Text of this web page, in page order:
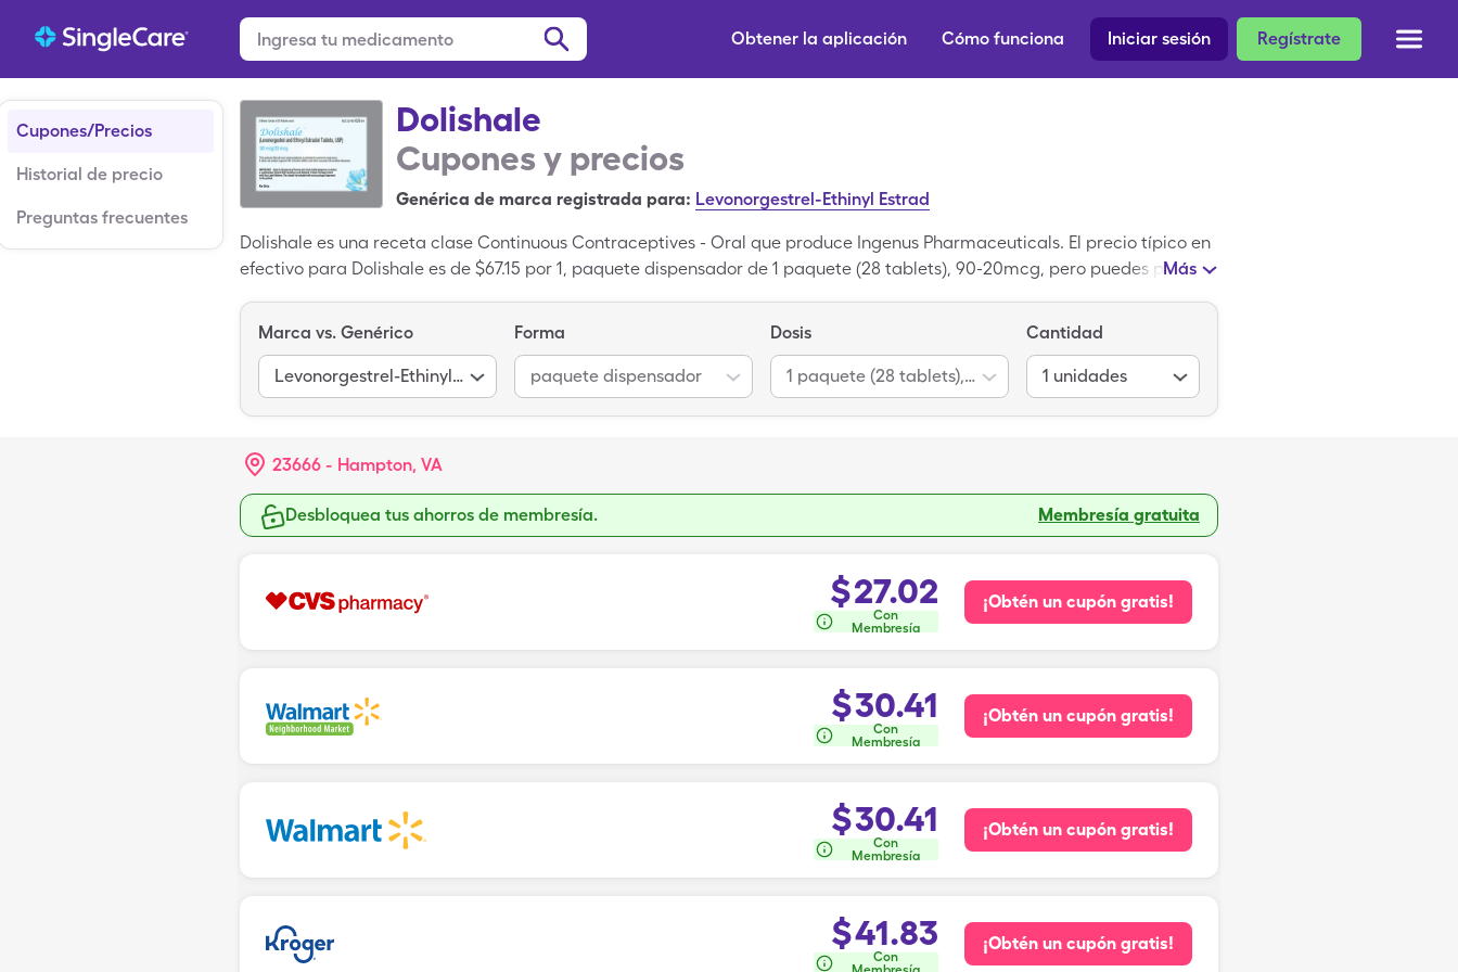
Regístrate
Iniciar sesión
Cómo funciona
Obtener la aplicación
Cupones/Precios
Historial de precio
Preguntas frecuentes
Dolishale
Cupones y precios
Genérica de marca registrada para: Levonorgestrel-Ethinyl Estrad
Dolishale es una receta clase Continuous Contraceptives - Oral que produce Ingenus Pharmaceuticals. El precio típico en
efectivo para Dolishale es de $67.15 por 1, paquete dispensador de 1 paquete (28 tablets), 90-20mcg, pero puedes pagar
tarjeta de ahorros de SingleCare. Dolishale es una droga de marca registrada; Levonorgestrel-Ethinyl Estradiol
Más
Marca vs. Genérico
Levonorgestrel-Ethinyl Estrad
Forma
paquete dispensador
Dosis
1 paquete (28 tablets), 90-20mcg
Cantidad
1 unidades
23666 - Hampton, VA
Desbloquea tus ahorros de membresía. Membresía gratuita
$27.02
Con
Membresía
¡Obtén un cupón gratis!
$30.41
Con
Membresía
¡Obtén un cupón gratis!
$30.41
Con
Membresía
¡Obtén un cupón gratis!
$41.83
Con
¡Obtén un cupón gratis!